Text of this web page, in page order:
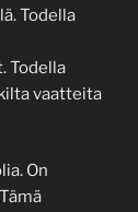
Todella
Todella
vaatteita
On